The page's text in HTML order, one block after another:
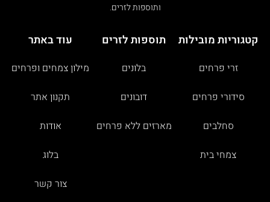
ותוספות לזרים.
קטגוריות מובילות
זרי פרחים
סידורי פרחים
סחלבים
צמחי בית
תוספות לזרים
בלונים
דובונים
מארזים ללא פרחים
עוד באתר
מילון צמחים ופרחים
תקנון אתר
אודות
בלוג
צור קשר